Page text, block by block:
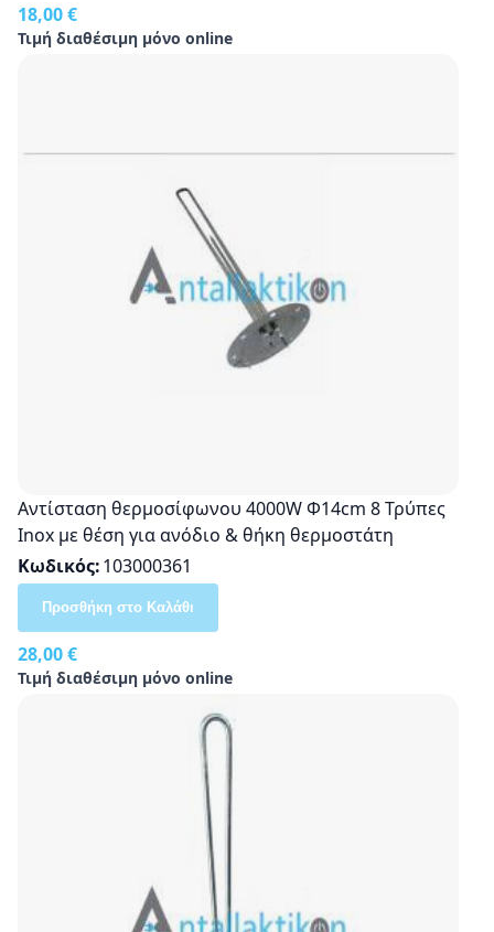
18,00 €
Τιμή διαθέσιμη μόνο online
Αντίσταση θερμοσίφωνου 4000W Φ14cm 8 Τρύπες
Inox με θέση για ανόδιο & θήκη θερμοστάτη
Κωδικός 103000361
28,00 €
Τιμή διαθέσιμη μόνο online
Προσθήκη στο Καλάθι